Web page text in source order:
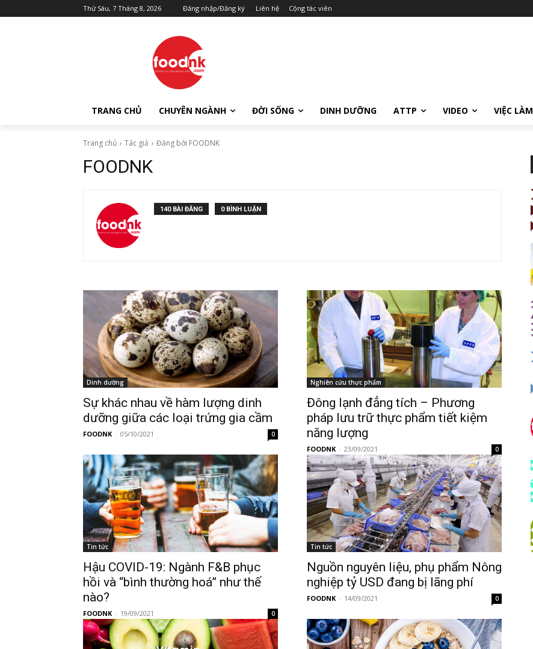
Thứ Sáu, 7 Tháng 8, 2026 Đăng nhập/Đăng ký Liên hệ Cộng tác viên
TRANG CHỦ CHUYÊN NGÀNH ĐỜI SỐNG DINH DƯỠNG ATTP VIDEO VIỆC LÀM
Trang chủ Tác giả Đăng bởi FOODNK
FOODNK
140 BÀI ĐĂNG 0 BÌNH LUẬN
Dinh dưỡng
Sự khác nhau về hàm lượng dinh
dưỡng giữa các loại trứng gia cầm
FOODNK - 05/10/2021 0
Nghiên cứu thực phẩm
Đông lạnh đẳng tích – Phương
pháp lưu trữ thực phẩm tiết kiệm
năng lượng
FOODNK - 23/09/2021 0
Tin tức
Hậu COVID-19: Ngành F&B phục
hồi và “bình thường hoá” như thế
nào?
FOODNK - 19/09/2021 0
Tin tức
Nguồn nguyên liệu, phụ phẩm Nông
nghiệp tỷ USD đang bị lãng phí
FOODNK - 14/09/2021 0